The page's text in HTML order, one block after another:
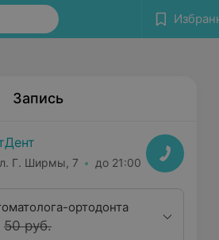
Запись
Г. Ширмы, 7 до 21:00
ортодонта
50 руб.